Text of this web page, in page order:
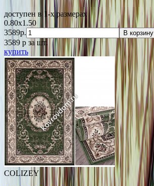
доступен в 1-x размерах
0.80x1.50
3589р.
В корзину
3589 p за шт.
купить
COLIZEY